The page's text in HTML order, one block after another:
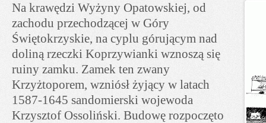
Na krawędzi Wyżyny Opatowskiej, od
zachodu przechodzącej w Góry
Świętokrzyskie, na cyplu górującym nad
doliną rzeczki Koprzywianki wznoszą się
ruiny zamku. Zamek ten zwany
Krzyżtoporem, wzniósł żyjący w latach
1587-1645 sandomierski wojewoda
Krzysztof Ossoliński. Budowę rozpoczęto